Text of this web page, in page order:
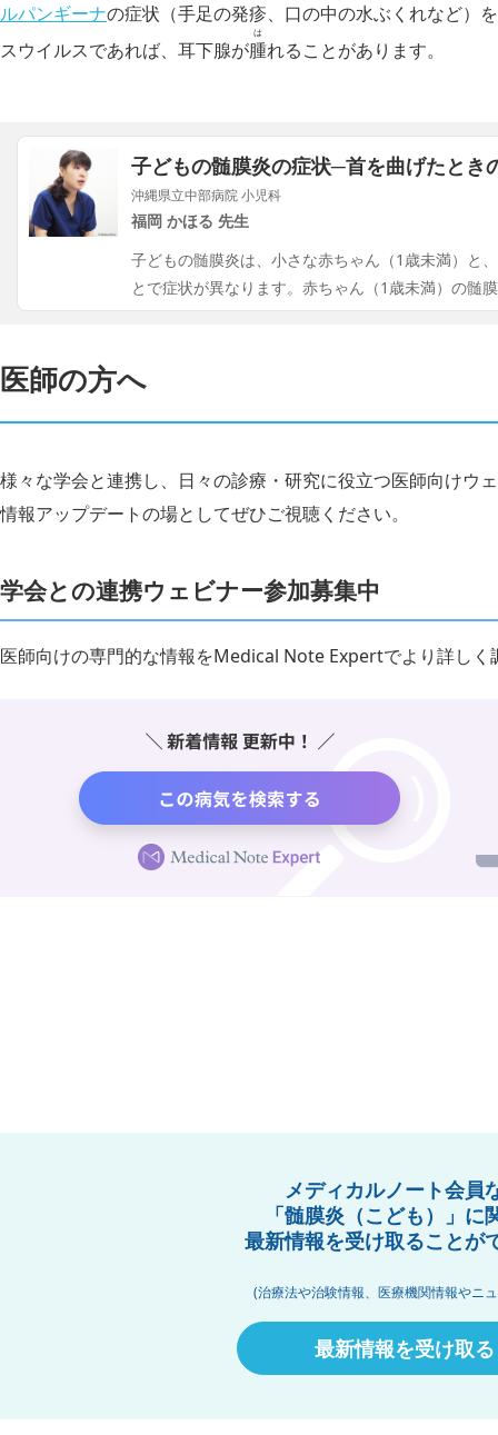
ルパンギーナの症状（手足の発疹、口の中の水ぶくれなど）
スウイルスであれば、耳下腺が腫
は
れることがあります。
子どもの髄膜炎の症状─首を曲げたとき
沖縄県立中部病院 小児科
福岡 かほる 先生
子どもの髄膜炎は、小さな赤ちゃん（1歳未満）と
とで症状が異なります。赤ちゃん（1歳未満）の髄
医師の方へ
様々な学会と連携し、日々の診療・研究に役立つ医師向けウ
情報アップデートの場としてぜひご視聴ください。
学会との連携ウェビナー参加募集中
医師向けの専門的な情報をMedical Note Expertでより詳しく
メディカルノート会員
「髄膜炎（こども）」に
最新情報を受け取ることが
(治療法や治験情報、医療機関情報やニ
最新情報を受け取る